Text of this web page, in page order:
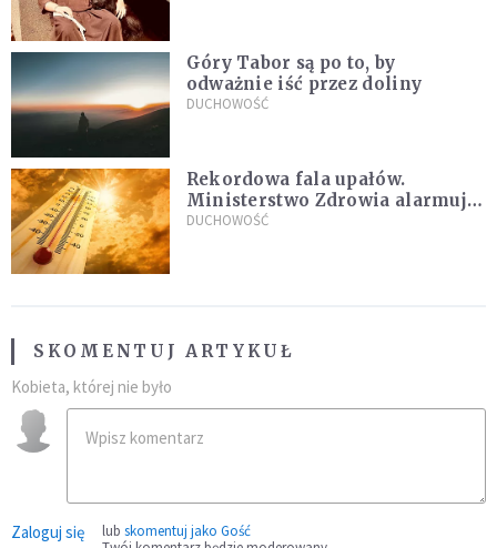
Góry Tabor są po to, by
odważnie iść przez doliny
DUCHOWOŚĆ
Rekordowa fala upałów.
Ministerstwo Zdrowia alarmuje
po doświadczeniach z czerwca
DUCHOWOŚĆ
SKOMENTUJ ARTYKUŁ
Kobieta, której nie było
Zaloguj się lub skomentuj jako Gość